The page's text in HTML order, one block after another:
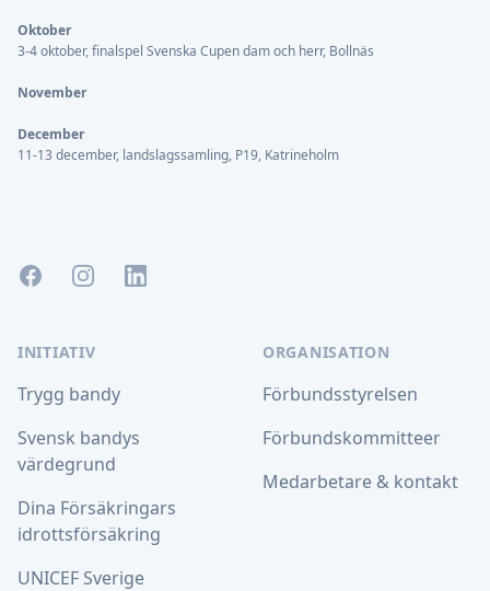
Oktober
3-4 oktober, finalspel Svenska Cupen dam och herr, Bollnäs
November
December
11-13 december, landslagssamling, P19, Katrineholm
FacebookInstagramLinkedIn
INITIATIV
Trygg bandy
Svensk bandys
värdegrund
Dina Försäkringars
idrottsförsäkring
UNICEF Sverige
ORGANISATION
Förbundsstyrelsen
Förbundskommitteer
Medarbetare & kontakt